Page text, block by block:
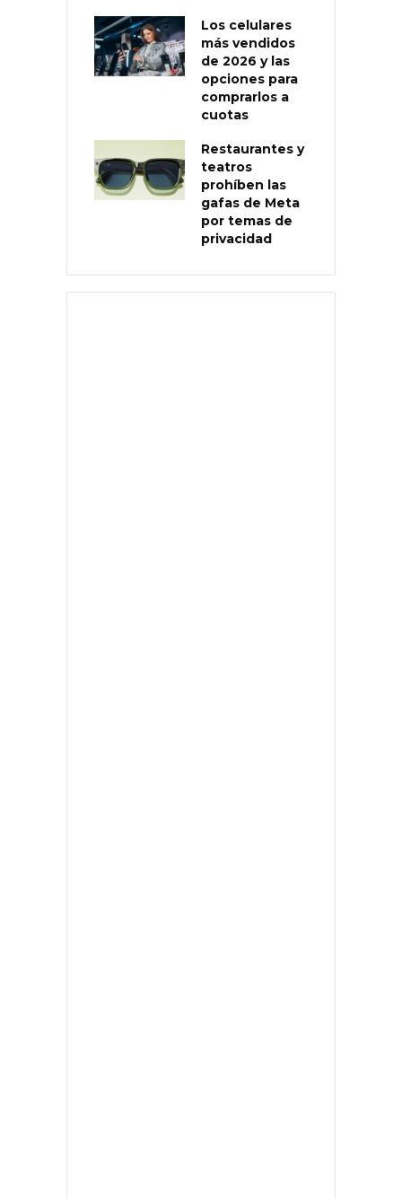
Los celulares
más vendidos
de 2026 y las
opciones para
comprarlos a
cuotas
Restaurantes y
teatros
prohíben las
gafas de Meta
por temas de
privacidad